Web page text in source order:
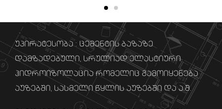
უპირატესობა : ცემენტის ბაზაზე
დამზადებული, სრულიად ელასტიური
ჰიდროიზოლაცია რომელიც გამოიყენება
აუზებში, სასმელი წყლის აუზებში და ა.შ.